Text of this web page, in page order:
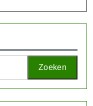
Zoeken